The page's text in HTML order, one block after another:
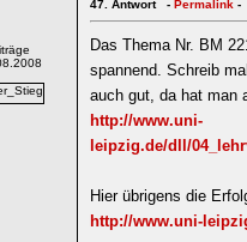
47. Antwort - Permalink -
Das Thema Nr. BM
spannend. Schreib
auch gut, da hat man
http://www.uni-
leipzig.de/dll/
Hier übrigens die
http://www.uni-